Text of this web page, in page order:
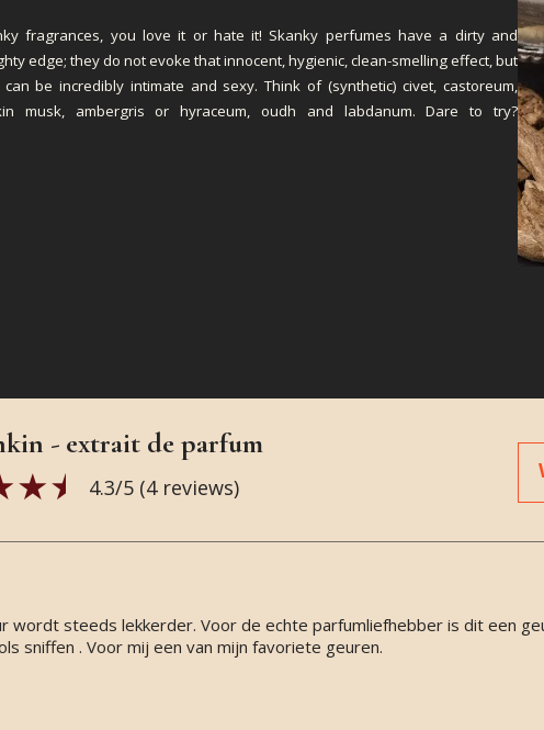
fragrances, you love it or hate it! Skanky perfumes have a dirty and
edge; they do not evoke that innocent, hygienic, clean-smelling effect, but
be incredibly intimate and sexy. Think of (synthetic) civet, castoreum,
musk, ambergris or hyraceum, oudh and labdanum. Dare to try?
- extrait de parfum
4.3/5 (4reviews)
wordt steeds lekkerder. Voor de echte parfumliefhebber is dit een
sniffen . Voor mij een van mijn favoriete geuren.